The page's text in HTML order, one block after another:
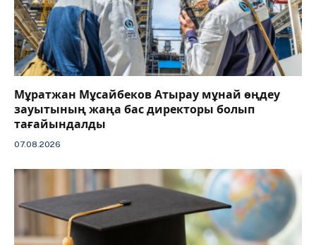
Мұратжан Мұсайбеков Атырау мұнай өңдеу
зауытының жаңа бас директоры болып
тағайындалды
07.08.2026